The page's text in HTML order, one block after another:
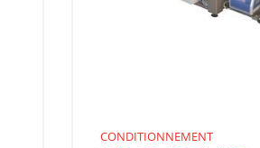
CONDITIONNEMENT